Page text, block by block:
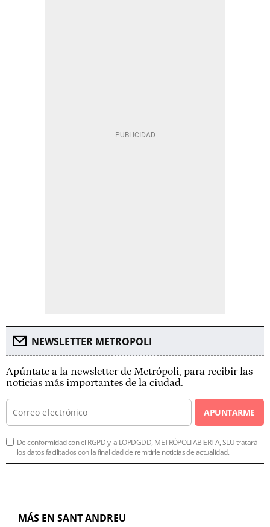
NEWSLETTER METROPOLI
Apúntate a la newsletter de Metrópoli, para recibir las
noticias más importantes de la ciudad.
APUNTARME
De conformidad con el RGPD y la LOPDGDD, METRÓPOLI ABIERTA, SLU tratará
los datos facilitados con la finalidad de remitirle noticias de actualidad.
MÁS EN SANT ANDREU